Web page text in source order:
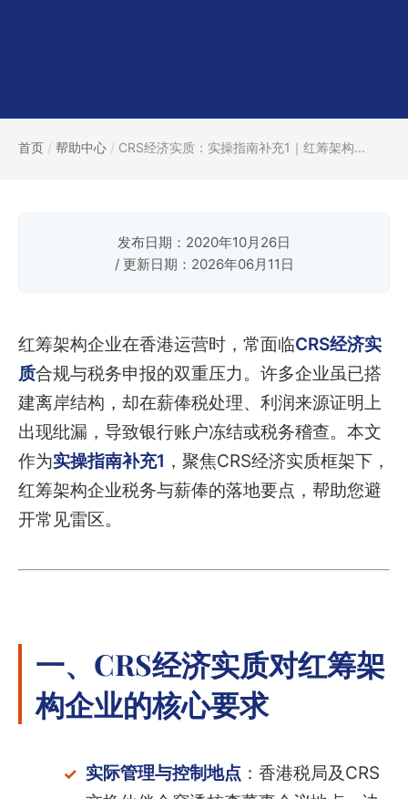
首页 / 帮助中心 / CRS经济实质：实操指南补充1｜红筹架构...
发布日期：2020年10月26日
/ 更新日期：2026年06月11日
红筹架构企业在香港运营时，常面临CRS经济实
质合规与税务申报的双重压力。许多企业虽已搭
建离岸结构，却在薪俸税处理、利润来源证明上
出现纰漏，导致银行账户冻结或税务稽查。本文
作为实操指南补充1 ，聚焦CRS经济实质框架下，
红筹架构企业税务与薪俸的落地要点，帮助您避
开常见雷区。
一、CRS经济实质对红筹架
构企业的核心要求
实际管理与控制地点 ：香港税局及CRS